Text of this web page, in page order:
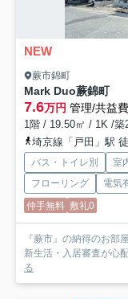
NEW
蕨市錦町
Mark Duo蕨錦町
7.6万円 管理/共益
1階 / 19.50㎡ / 1K /築
埼京線「戸田」駅
バス・トイレ別 室
フローリング
電気
仲手無料 敷礼0
『蕨市』の納得のお部
新生活・入居審査が心
る